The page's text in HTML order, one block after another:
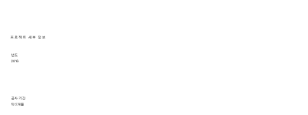
프로젝트 세부 정보
공사 기간
약 2개월
년도
2016